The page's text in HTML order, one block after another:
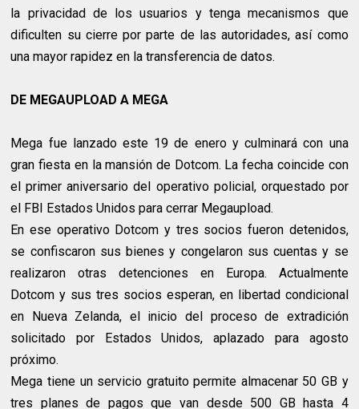
la privacidad de los usuarios y tenga mecanismos que
dificulten su cierre por parte de las autoridades, así como
una mayor rapidez en la transferencia de datos.
DE MEGAUPLOAD A MEGA
Mega fue lanzado este 19 de enero y culminará con una
gran fiesta en la mansión de Dotcom. La fecha coincide con
el primer aniversario del operativo policial, orquestado por
el FBI Estados Unidos para cerrar Megaupload.
En ese operativo Dotcom y tres socios fueron detenidos,
se confiscaron sus bienes y congelaron sus cuentas y se
realizaron otras detenciones en Europa. Actualmente
Dotcom y sus tres socios esperan, en libertad condicional
en Nueva Zelanda, el inicio del proceso de extradición
solicitado por Estados Unidos, aplazado para agosto
próximo.
Mega tiene un servicio gratuito permite almacenar 50 GB y
tres planes de pagos que van desde 500 GB hasta 4